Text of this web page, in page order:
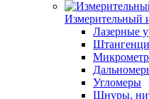
Измерительный
Лазерные
Угломеры
Шнуры,